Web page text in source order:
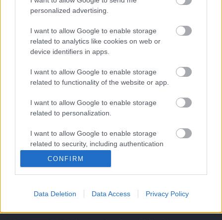
personalized advertising.
I want to allow Google to enable storage
related to analytics like cookies on web or
device identifiers in apps.
I want to allow Google to enable storage
related to functionality of the website or app.
I want to allow Google to enable storage
related to personalization.
I want to allow Google to enable storage
related to security, including authentication
CONFIRM
Data Deletion Data Access Privacy Policy
Fontos a postaládákba költöző
széncinegék védelme
Amire többmillióan vártunk: szombattól
másodfokúra csökken a riasztás
KIEMELT
Megérkezett az eső a Duna